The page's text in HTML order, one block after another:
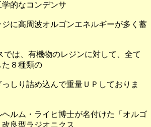
的なコンデンサ
に高周波オルゴンエネルギーが多く蓄
では、有機物のレジンに対して、全て
８種類の
しり詰め込んで重量ＵＰしておりま
ルム・ライヒ博士が名付けた「オルゴ
良型ラジオニクス